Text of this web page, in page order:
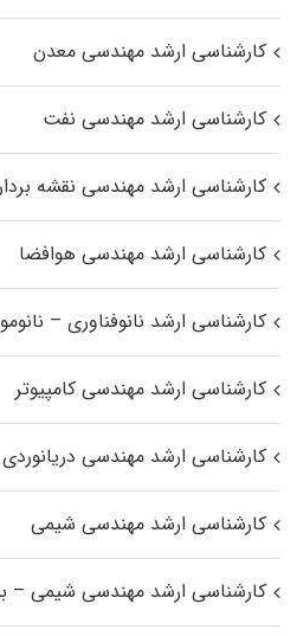
کارشناسی ارشد مهندسی معدن
کارشناسی ارشد مهندسی نفت
کارشناسی ارشد مهندسی نقشه
کارشناسی ارشد مهندسی هوافضا
کارشناسی ارشد نانوفناوری –
کارشناسی ارشد مهندسی کامپیوتر
کارشناسی ارشد مهندسی دریانوردی
کارشناسی ارشد مهندسی شیمی
کارشناسی ارشد مهندسی شیمی –